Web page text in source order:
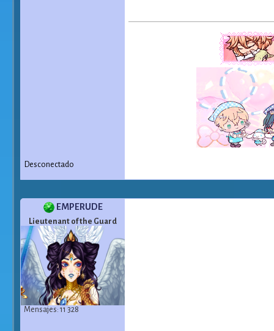
Desconectado
EMPERUDE
Lieutenant of the Guard
Mensajes: 11 328